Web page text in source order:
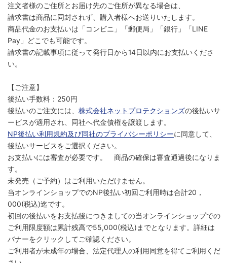
注文者様のご住所とお届け先のご住所が異なる場合は、
請求書は商品に同封されず、購入者様へお送りいたします。
商品代金のお支払いは「コンビニ」「郵便局」「銀行」「LINE
Pay」どこでも可能です。
請求書の記載事項に従って発行日から14日以内にお支払いくださ
い。
【ご注意】
後払い手数料：250円
後払いのご注文には、 株式会社ネットプロテクションズの後払いサ
ービスが適用され、同社へ代金債権を譲渡します。
NP後払い利用規約及び同社のプライバシーポリシーに同意して、
後払いサービスをご選択ください。
お支払いには審査が必要です。 商品の確保は審査通過後になりま
す。
未発売（ご予約）はご利用いただけません。
当オンラインショップでのNP後払い初回ご利用時は合計20，
000(税込)迄です。
初回の後払いをお支払後につきましての当オンラインショップでの
ご利用限度額は累計残高で55,000(税込)までとなります。詳細は
バナーをクリックしてご確認ください。
ご利用者が未成年の場合、法定代理人の利用同意を得てご利用くだ